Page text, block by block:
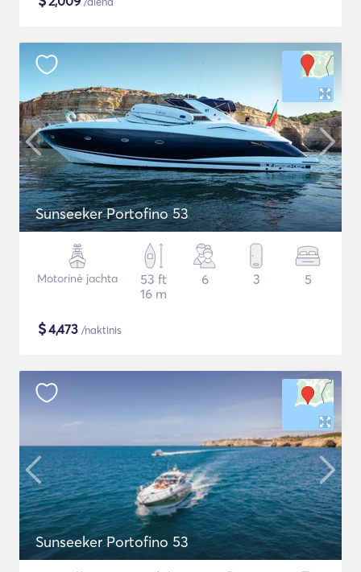
Sunseeker Portofino 53
Motorinė jachta
53 ft
16 m
6 3 5
$4,473 /naktinis
Sunseeker Portofino 53